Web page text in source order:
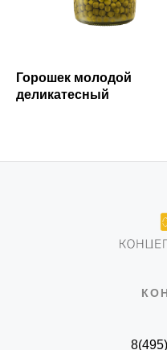
Горошек молодой
деликатесный